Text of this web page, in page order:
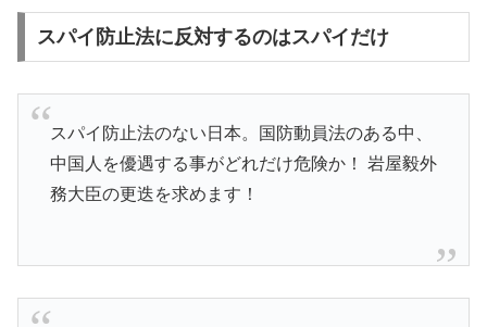
スパイ防止法に反対するのはスパイだけ
スパイ防止法のない日本。国防動員法のある中、
中国人を優遇する事がどれだけ危険か！ 岩屋毅外
務大臣の更迭を求めます！